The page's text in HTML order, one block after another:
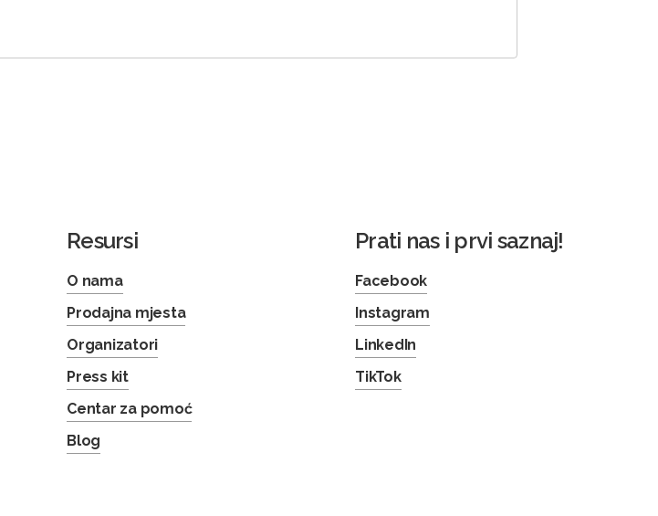
Resursi
O nama
Prodajna mjesta
Organizatori
Press kit
Centar za pomoć
Blog
Prati nas i prvi saznaj!
Facebook
Instagram
LinkedIn
TikTok